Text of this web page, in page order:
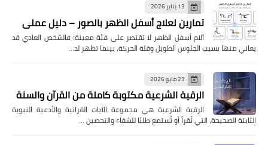
13 يناير 2026
تمارين لعلاج أسفل الظهر بالصور – دليل عملي
آلام أسفل الظهر لا تقتصر على فئة معينة؛ فالشخص العادي قد
يعاني منها بسبب الجلوس الطويل وقلة الحركة، بينما تظهر لد…
23 مايو 2026
الرقية الشرعية مكتوبة كاملة من القرآن والسنة
الرقية الشرعية هي مجموعة الآيات القرآنية والأدعية النبوية
الثابتة الصحيحة، التي تُقرأ أو تُستمع طلبًا للشفاء والتحصين …